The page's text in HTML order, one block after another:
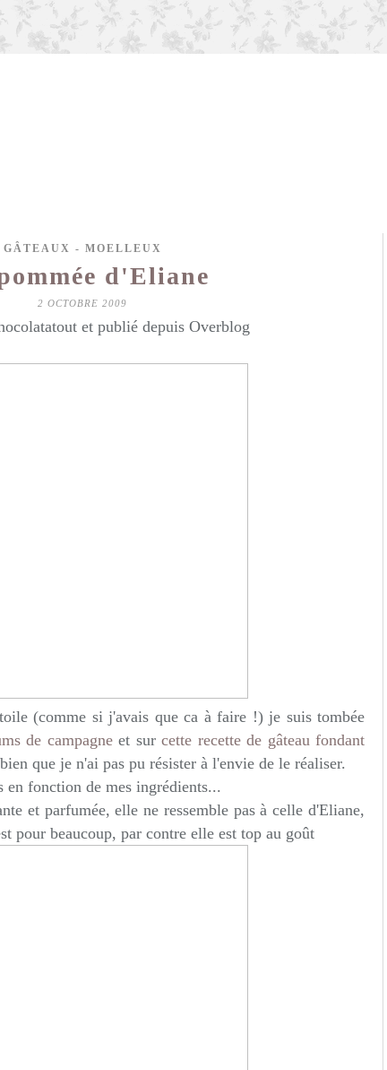
GÂTEAUX - MOELLEUX
d'Eliane
2 OCTOBRE 2009
et publié depuis Overblog
(comme si j'avais que ca à faire !) je suis tombée
de campagneet sur cette recette de gâteau fondant
que je n'ai pas pu résister à l'envie de le réaliser.
en fonction de mes ingrédients...
et parfumée, elle ne ressemble pas à celle d'Eliane,
pour beaucoup, par contre elle est top au goût